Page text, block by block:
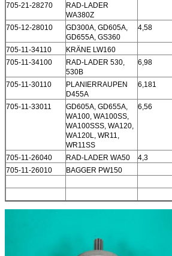
705-21-28270
RAD-LADER
WA380Z
705-12-28010
GD300A, GD605A,
GD655A, GS360
4,58
705-11-34110 KRÄNE LW160
705-11-34100
RAD-LADER 530,
530B
6,98
705-11-30110
PLANIERRAUPEN
D455A
6,181
705-11-33011
GD605A, GD655A,
WA100, WA100SS,
WA100SSS, WA120,
WA120L, WR11,
WR11SS
6,56
705-11-26040 RAD-LADER WA50 4,3
705-11-26010
BAGGER PW150